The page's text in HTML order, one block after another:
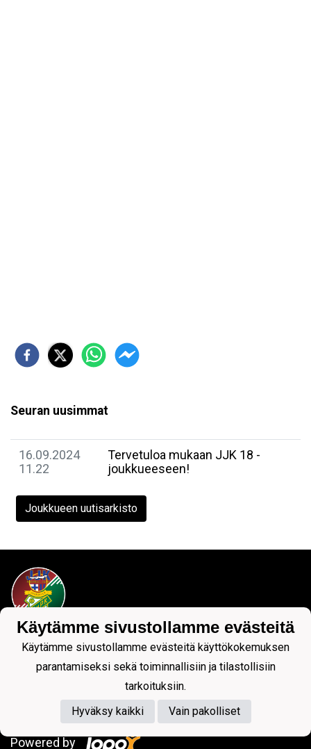
Seuran uusimmat
16.09.2024
11.22
Tervetuloa mukaan JJK 18 -
joukkueeseen!
Joukkueen uutisarkisto
Tietosuojaseloste
Powered by
Käytämme sivustollamme evästeitä
Käytämme sivustollamme evästeitä käyttökokemuksen
parantamiseksi sekä toiminnallisiin ja tilastollisiin
tarkoituksiin.
Hyväksy kaikki
Vain pakolliset